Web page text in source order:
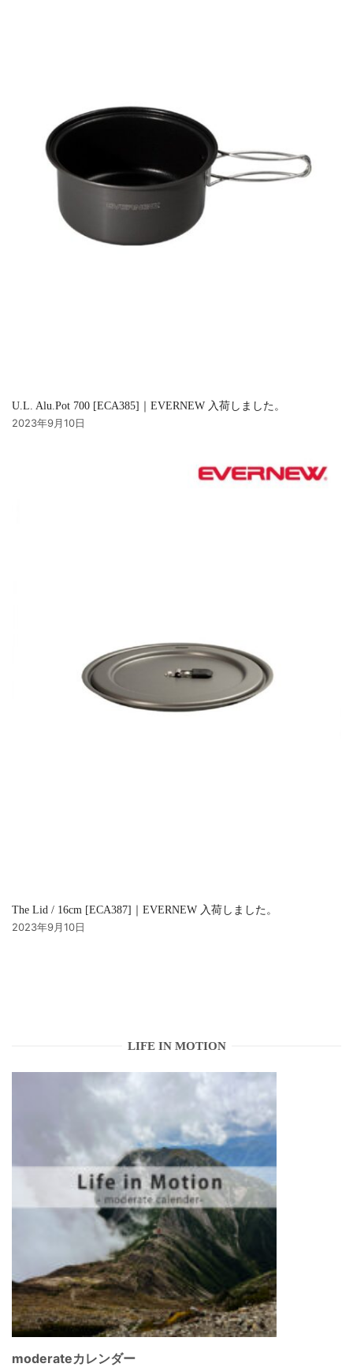
U.L. Alu.Pot 700 [ECA385]｜EVERNEW 入荷しました。
2023年9月10日
The Lid / 16cm [ECA387]｜EVERNEW 入荷しました。
2023年9月10日
LIFE IN MOTION
moderateカレンダー